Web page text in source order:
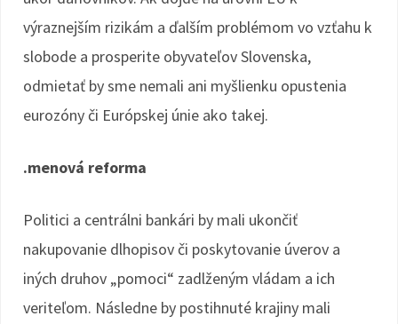
výraznejším rizikám a ďalším problémom vo vzťahu k
slobode a prosperite obyvateľov Slovenska,
odmietať by sme nemali ani myšlienku opustenia
eurozóny či Európskej únie ako takej.
.menová reforma
Politici a centrálni bankári by mali ukončiť
nakupovanie dlhopisov či poskytovanie úverov a
iných druhov „pomoci“ zadlženým vládam a ich
veriteľom. Následne by postihnuté krajiny mali